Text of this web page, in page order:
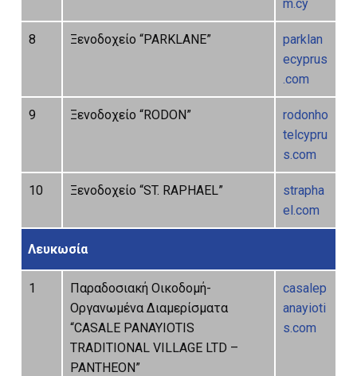
m.cy
8 Ξενοδοχείο “PARKLANE”
parklan
ecyprus
.com
9 Ξενοδοχείο “RODON”
rodonho
telcypru
s.com
10 Ξενοδοχείο “ST. RAPHAEL”
strapha
el.com
Λευκωσία
1
Παραδοσιακή Οικοδομή-
Οργανωμένα Διαμερίσματα
“CASALE PANAYIOTIS
TRADITIONAL VILLAGE LTD –
PANTHEON”
casalep
anayioti
s.com